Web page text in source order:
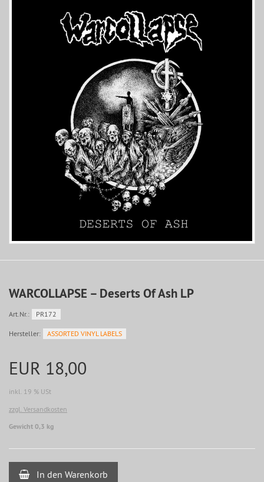
WARCOLLAPSE – Deserts Of Ash LP
Art.Nr.: PR172
Hersteller: ASSORTED VINYL LABELS
EUR 18,00
inkl. 19 % USt
zzgl. Versandkosten
Gewicht 0,3 kg
In den Warenkorb